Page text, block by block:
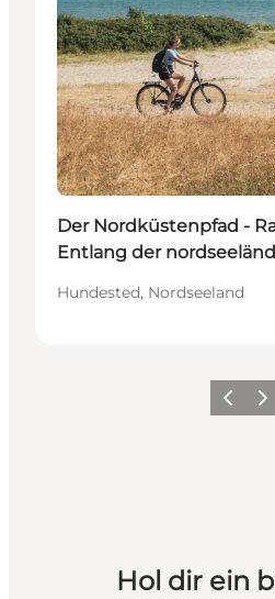
Der Nordküstenpfad -
Entlang der
Hundested, Nordseeland
Zurück
Hol dir ein